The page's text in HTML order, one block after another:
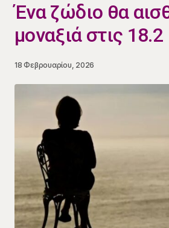
​Ένα ζώδιο θα
μοναξιά στις 18.2
18 Φεβρουαρίου, 2026